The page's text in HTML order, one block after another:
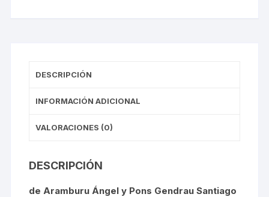
DESCRIPCIÓN
INFORMACIÓN ADICIONAL
VALORACIONES (0)
DESCRIPCIÓN
de Aramburu Ángel y Pons Gendrau Santiago